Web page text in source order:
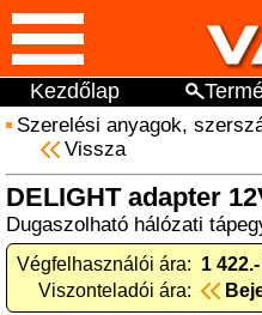
Kezdőlap
Szerelési anyagok,
Vissza
DELIGHT adapter
Dugaszolható hálózati
Végfelhasználói ára: 1
Viszonteladói ára: